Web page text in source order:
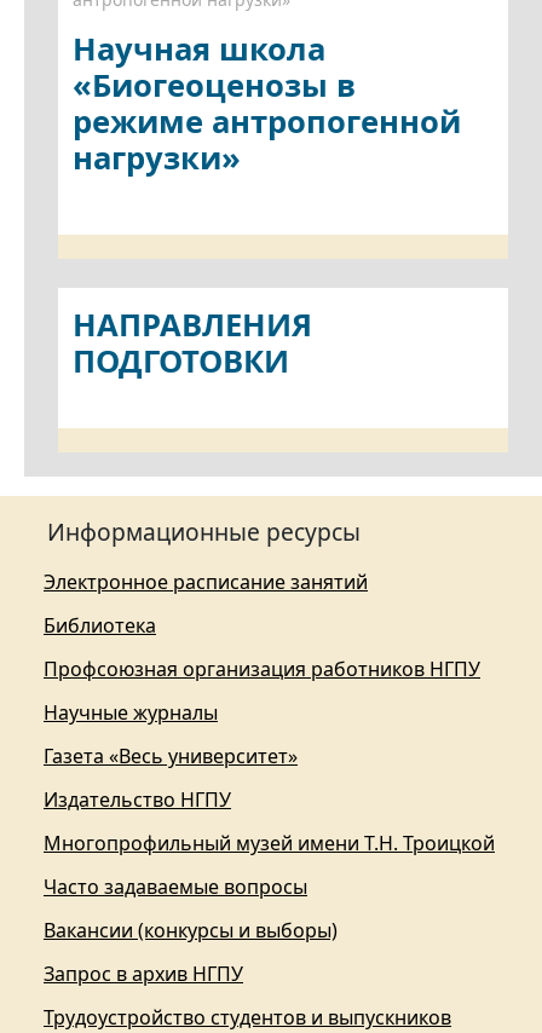
Научная школа
«Биогеоценозы в
режиме антропогенной
нагрузки»
НАПРАВЛЕНИЯ
ПОДГОТОВКИ
Информационные ресурсы
Электронное расписание занятий
Библиотека
Профсоюзная организация работников НГПУ
Научные журналы
Газета «Весь университет»
Издательство НГПУ
Многопрофильный музей имени Т.Н. Троицкой
Часто задаваемые вопросы
Вакансии (конкурсы и выборы)
Запрос в архив НГПУ
Трудоустройство студентов и выпускников